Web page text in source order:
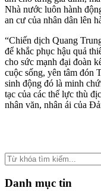
Nhà nước luôn hành
an cư của nhân dân lên
“Chiến dịch Quang
để khắc phục hậu quả
cho sức mạnh đại đoàn
cuộc sống, yên tâm đón
sinh động đó là minh
tạc của các thế lực thù
nhân văn, nhân ái của
Danh mục tin